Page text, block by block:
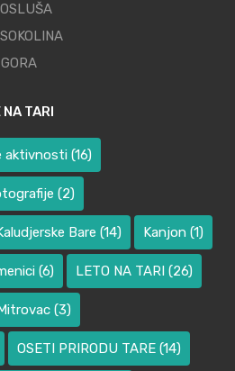
NA TARI
aktivnosti (16)
(2)
Bare (14) Kanjon (1)
(6) LETO NA TARI (26)
(3)
OSETI PRIRODU TARE (14)